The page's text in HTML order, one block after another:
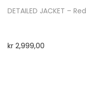
DETAILED JACKET – Red
kr2,999,00